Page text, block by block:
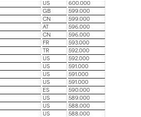
US
600.000
GB
599.000
CN
599.000
AT
596.000
CN
596.000
FR
593.000
TR
592.000
US
592.000
US
591.000
US
591.000
US
591.000
ES
590.000
US
589.000
US
588.000
US 588.000